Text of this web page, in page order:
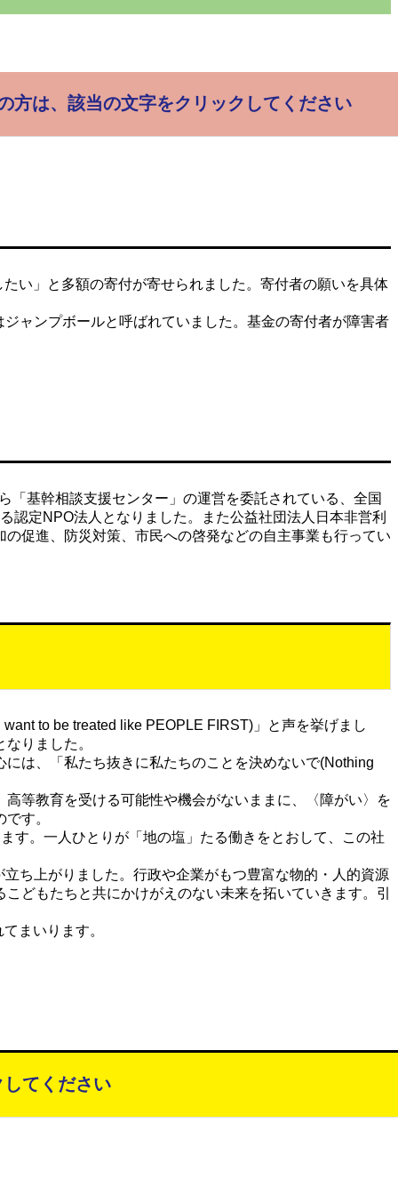
方は、 該当の文字をクリックしてください
い」と多額の寄付が寄せられました。寄付者の願いを具体
ャンプボールと呼ばれていました。基金の寄付者が障害者
基幹相談支援センター」の運営を委託されている、全国
認定NPO法人となりました。また公益社団法人日本非営利
促進、防災対策、市民への啓発などの自主事業も行ってい
to be treated like PEOPLE FIRST)」と声を挙げまし
りました。
は、「私たち抜きに私たちのことを決めないで(Nothing
等教育を受ける可能性や機会がないままに、〈障がい〉を
す。
す。一人ひとりが「地の塩」たる働きをとおして、この社
ち上がりました。行政や企業がもつ豊富な物的・人的資源
どもたちと共にかけがえのない未来を拓いていきます。引
まいります。
てください